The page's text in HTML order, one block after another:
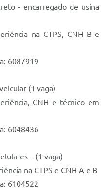
- encarregado de usina
na CTPS, CNH B e
6087919
(1 vaga)
CNH e técnico em
6048436
– (1 vaga)
na CTPS e CNH A e B
6104522